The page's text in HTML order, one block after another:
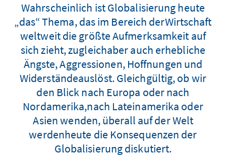
Wahrscheinlich ist Globalisierung heute
„das“ Thema, das im Bereich derWirtschaft
weltweit die größte Aufmerksamkeit auf
sich zieht, zugleichaber auch erhebliche
Ängste, Aggressionen, Hoffnungen und
Widerständeauslöst. Gleichgültig, ob wir
den Blick nach Europa oder nach
Nordamerika,nach Lateinamerika oder
Asien wenden, überall auf der Welt
werdenheute die Konsequenzen der
Globalisierung diskutiert.